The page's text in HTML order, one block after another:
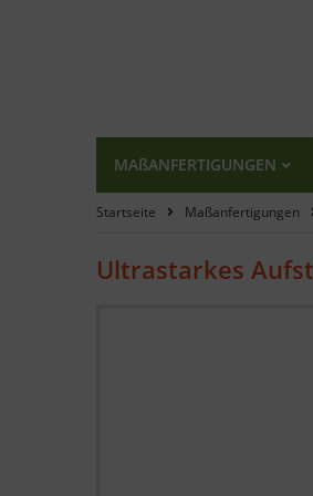
MAßANFERTIGUNGEN
Startseite Maßanfertigungen
Ultrastarkes